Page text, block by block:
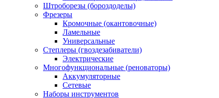
Штроборезы (бороздоделы)
Фрезеры
Кромочные (окантовочные)
Ламельные
Универсальные
Степлеры (гвоздезабиватели)
Электрические
Многофункциональные (реноваторы)
Аккумуляторные
Сетевые
Наборы инструментов